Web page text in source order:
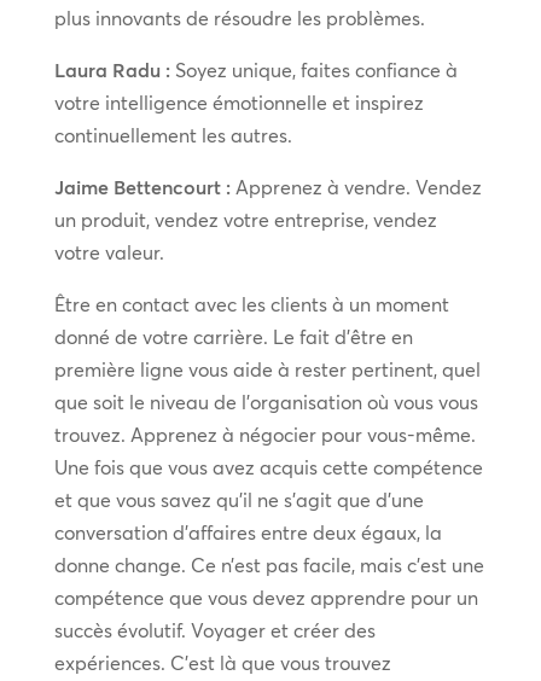
plus innovants de résoudre les problèmes.
Laura Radu :Soyez unique, faites confiance à
votre intelligence émotionnelle et inspirez
continuellement les autres.
Jaime Bettencourt :Apprenez à vendre. Vendez
un produit, vendez votre entreprise, vendez
votre valeur.
Être en contact avec les clients à un moment
donné de votre carrière. Le fait d’être en
première ligne vous aide à rester pertinent, quel
que soit le niveau de l’organisation où vous vous
trouvez. Apprenez à négocier pour vous-même.
Une fois que vous avez acquis cette compétence
et que vous savez qu’il ne s’agit que d’une
conversation d’affaires entre deux égaux, la
donne change. Ce n’est pas facile, mais c’est une
compétence que vous devez apprendre pour un
succès évolutif. Voyager et créer des
expériences. C’est là que vous trouvez